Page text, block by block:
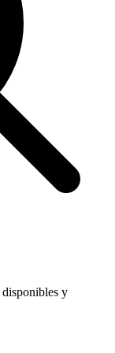
disponibles y